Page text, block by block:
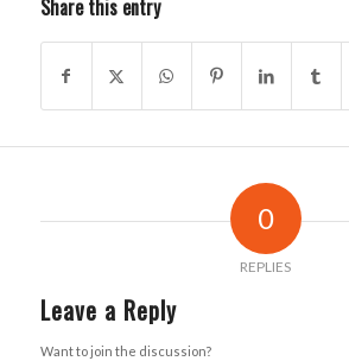
Share this entry
0
REPLIES
Leave a Reply
Want to join the discussion?